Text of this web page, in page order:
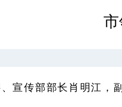
宣传部部长肖明江，